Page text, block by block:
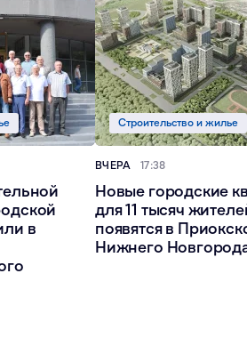
в
Новые городские
для 11 тысяч
появятся в
Нижнего
Строительство и жилье
ВЧЕРА 17:38